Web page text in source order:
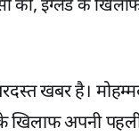
की, इंग्लैंड के
खबर है।
खिलाफ अपनी